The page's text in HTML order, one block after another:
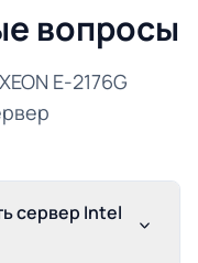
вопросы
E-2176G
сервер Intel